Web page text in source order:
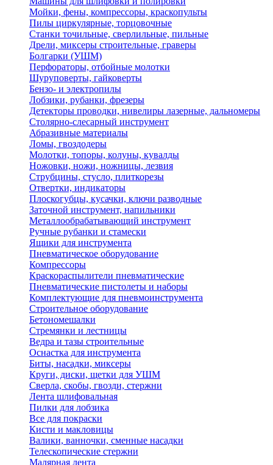
Мойки, фены, компрессоры, краскопульты
Пилы циркулярные, торцовочные
Станки точильные, сверлильные, пильные
Дрели, миксеры строительные, граверы
Болгарки (УШМ)
Перфораторы, отбойные молотки
Шуруповерты, гайковерты
Бензо- и электропилы
Лобзики, рубанки, фрезеры
Детекторы проводки, нивелиры лазерные, дальномеры
Столярно-слесарный инструмент
Абразивные материалы
Ломы, гвоздодеры
Молотки, топоры, колуны, кувалды
Ножовки, ножи, ножницы, лезвия
Струбцины, стусло, плиткорезы
Отвертки, индикаторы
Плоскогубцы, кусачки, ключи разводные
Заточной инструмент, напильники
Металлообрабатывающий инструмент
Ручные рубанки и стамески
Ящики для инструмента
Пневматическое оборудование
Компрессоры
Краскораспылители пневматические
Пневматические пистолеты и наборы
Комплектующие для пневмоинструмента
Строительное оборудование
Бетономешалки
Стремянки и лестницы
Ведра и тазы строительные
Оснастка для инструмента
Биты, насадки, миксеры
Круги, диски, щетки для УШМ
Сверла, скобы, гвозди, стержни
Лента шлифовальная
Пилки для лобзика
Все для покраски
Кисти и макловицы
Валики, ванночки, сменные насадки
Телескопические стержни
Малярная лента